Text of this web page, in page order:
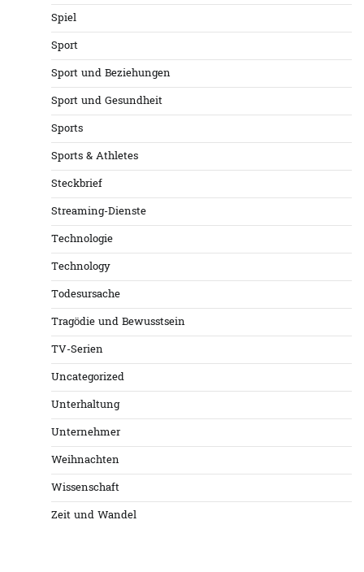
Spiel
Sport
Sport und Beziehungen
Sport und Gesundheit
Sports
Sports & Athletes
Steckbrief
Streaming-Dienste
Technologie
Technology
Todesursache
Tragödie und Bewusstsein
TV-Serien
Uncategorized
Unterhaltung
Unternehmer
Weihnachten
Wissenschaft
Zeit und Wandel